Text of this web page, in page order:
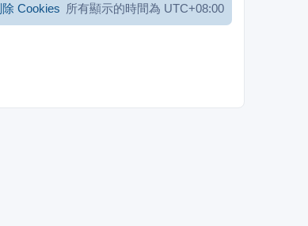
所有顯示的時間為 UTC+08:00
除 Cookies